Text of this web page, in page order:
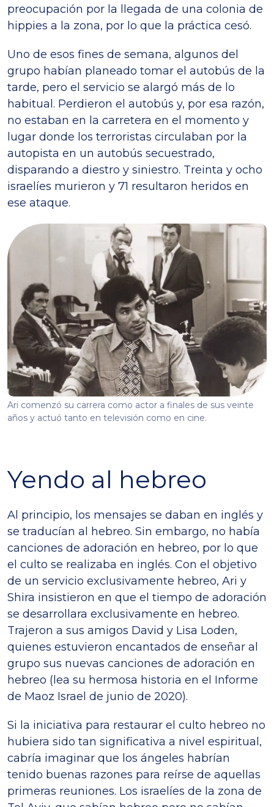
preocupación por la llegada de una colonia de
hippies a la zona, por lo que la práctica cesó.
Uno de esos fines de semana, algunos del
grupo habían planeado tomar el autobús de la
tarde, pero el servicio se alargó más de lo
habitual. Perdieron el autobús y, por esa razón,
no estaban en la carretera en el momento y
lugar donde los terroristas circulaban por la
autopista en un autobús secuestrado,
disparando a diestro y siniestro. Treinta y ocho
israelíes murieron y 71 resultaron heridos en
ese ataque.
Ari comenzó su carrera como actor a finales de sus veinte
años y actuó tanto en televisión como en cine.
Yendo al hebreo
Al principio, los mensajes se daban en inglés y
se traducían al hebreo. Sin embargo, no había
canciones de adoración en hebreo, por lo que
el culto se realizaba en inglés. Con el objetivo
de un servicio exclusivamente hebreo, Ari y
Shira insistieron en que el tiempo de adoración
se desarrollara exclusivamente en hebreo.
Trajeron a sus amigos David y Lisa Loden,
quienes estuvieron encantados de enseñar al
grupo sus nuevas canciones de adoración en
hebreo (lea su hermosa historia en el Informe
de Maoz Israel de junio de 2020).
Si la iniciativa para restaurar el culto hebreo no
hubiera sido tan significativa a nivel espiritual,
cabría imaginar que los ángeles habrían
tenido buenas razones para reírse de aquellas
primeras reuniones. Los israelíes de la zona de